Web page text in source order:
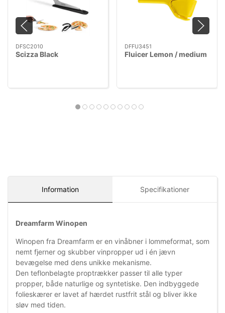
DFSC2010
Scizza Black
DFFU3451
Fluicer Lemon / medium
Information Specifikationer
Dreamfarm Winopen
Winopen fra Dreamfarm er en vinåbner i lommeformat, som
nemt fjerner og skubber vinpropper ud i én jævn
bevægelse med dens unikke mekanisme.
Den teflonbelagte proptrækker passer til alle typer
propper, både naturlige og syntetiske. Den indbyggede
folieskærer er lavet af hærdet rustfrit stål og bliver ikke
sløv med tiden.